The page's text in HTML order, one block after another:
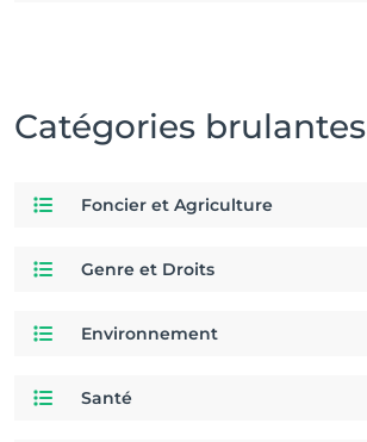
Catégories brulantes
Foncier et Agriculture
Genre et Droits
Environnement
Santé